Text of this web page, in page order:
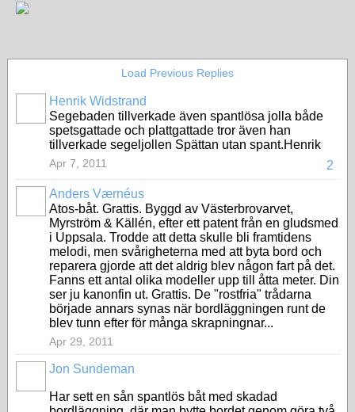
Load Previous Replies
Henrik Widstrand
Segebaden tillverkade även spantlösa jolla både
spetsgattade och plattgattade tror även han
tillverkade segeljollen Spättan utan spant.Henrik
2
Apr 7, 2011
Anders Værnéus
Atos-båt. Grattis. Byggd av Västerbrovarvet,
Myrström & Källén, efter ett patent från en gludsmed
i Uppsala. Trodde att detta skulle bli framtidens
melodi, men svårigheterna med att byta bord och
reparera gjorde att det aldrig blev någon fart på det.
Fanns ett antal olika modeller upp till åtta meter. Din
ser ju kanonfin ut. Grattis. De "rostfria" trådarna
började annars synas när bordläggningen runt de
blev tunn efter för många skrapningnar...
Apr 29, 2011
Jon Sundeman
Har sett en sån spantlös båt med skadad